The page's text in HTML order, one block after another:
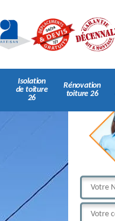
Isolation
de toiture
26
Rénovation
toiture 26